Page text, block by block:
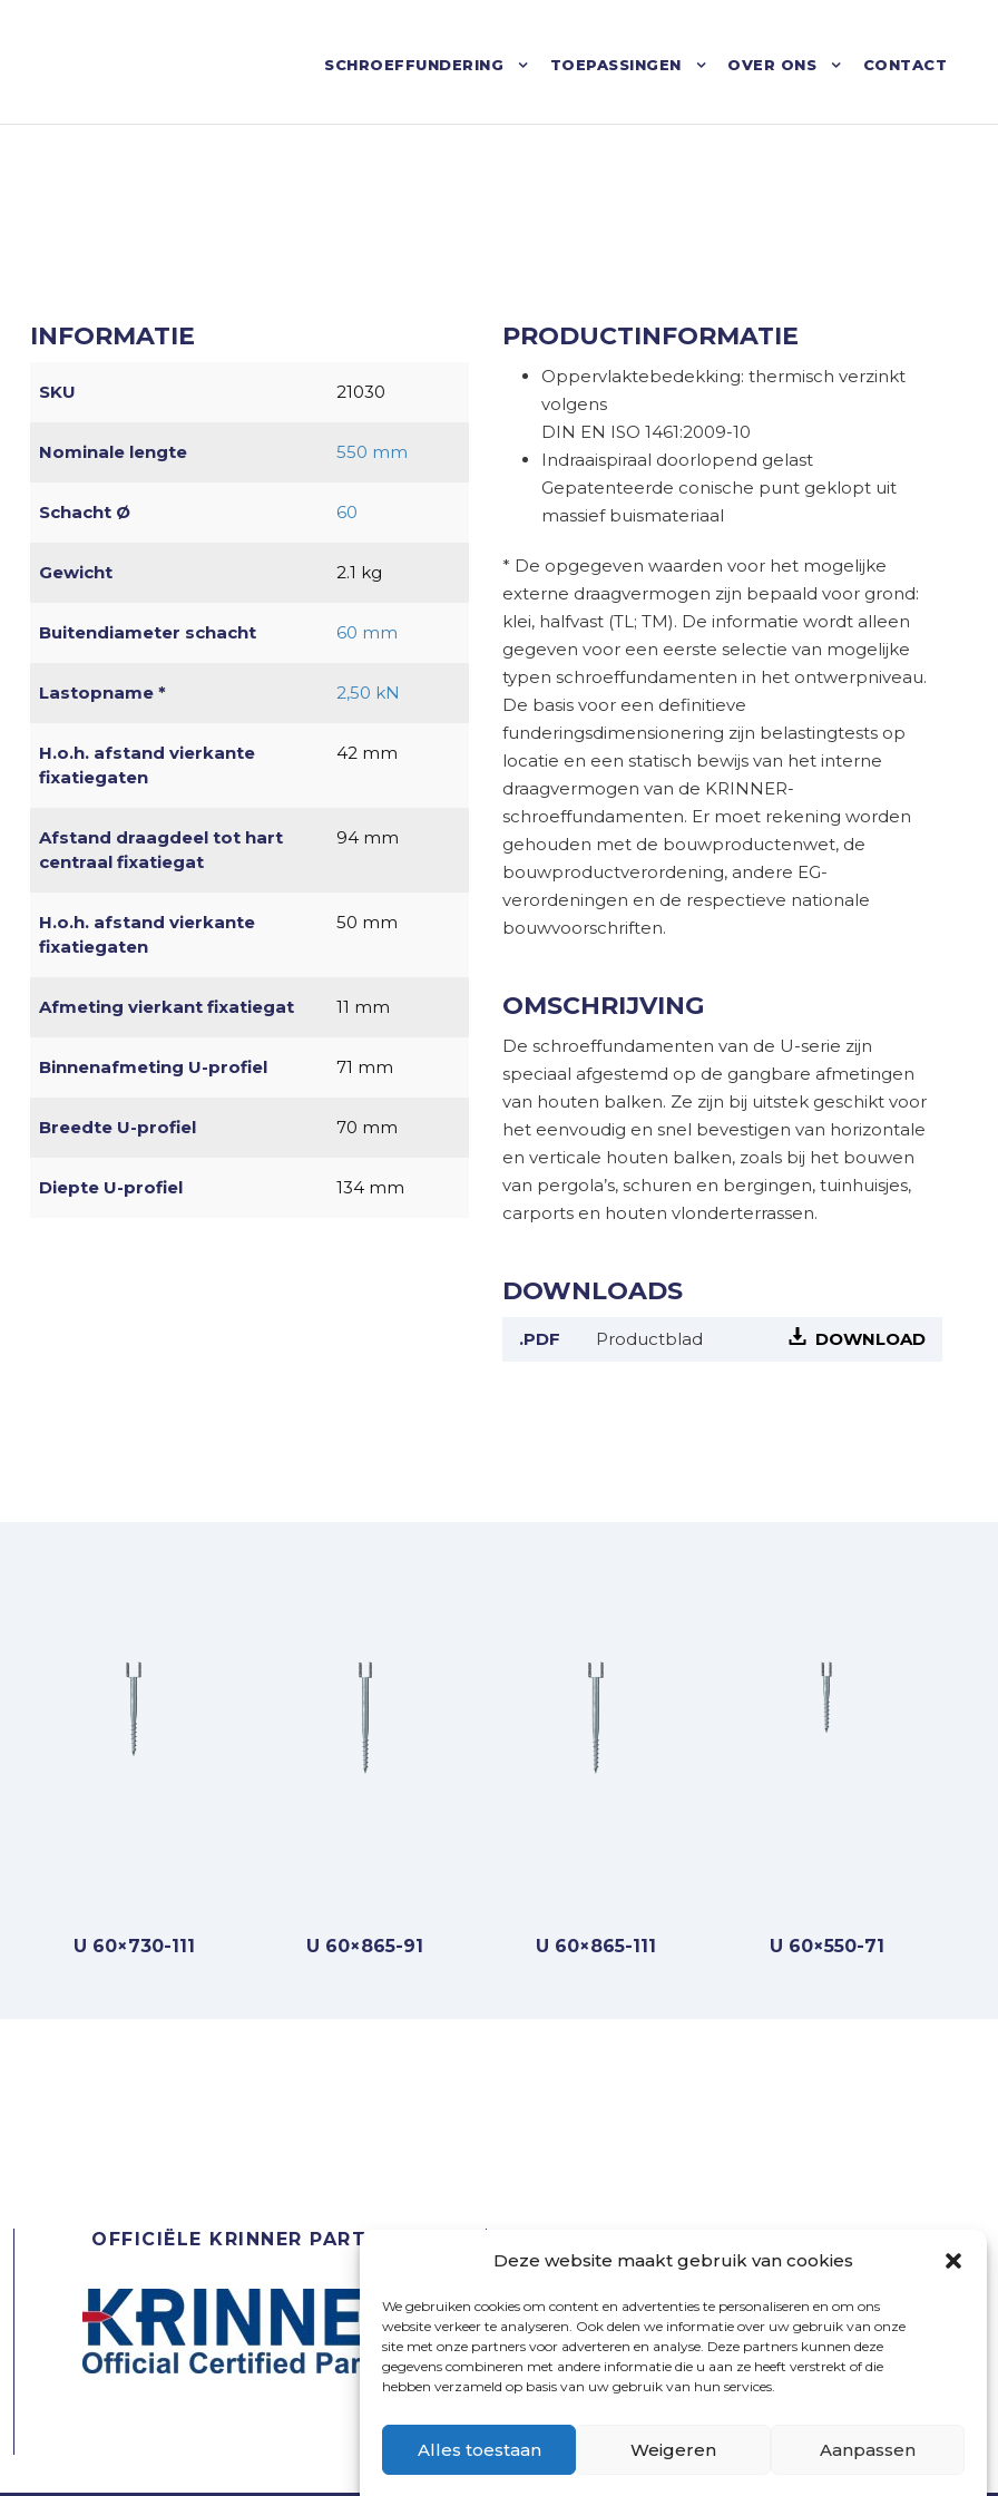
Deze website maakt gebruik van cookies
We gebruiken cookies om content en advertenties te personaliseren en om ons
website verkeer te analyseren. Ook delen we informatie over uw gebruik van onze
site met onze partners voor adverteren en analyse. Deze partners kunnen deze
gegevens combineren met andere informatie die u aan ze heeft verstrekt of die
hebben verzameld op basis van uw gebruik van hun services.
Alles toestaan Weigeren Aanpassen
SCHROEFFUNDERING TOEPASSINGEN OVER ONS CONTACT
INFORMATIE
SKU 21030
Nominale lengte 550 mm
Schacht Ø 60
Gewicht 2.1 kg
Buitendiameter schacht 60 mm
Lastopname * 2,50 kN
H.o.h. afstand vierkante
fixatiegaten
42 mm
Afstand draagdeel tot hart
centraal fixatiegat
94 mm
H.o.h. afstand vierkante
fixatiegaten
50 mm
Afmeting vierkant fixatiegat 11 mm
Binnenafmeting U-profiel 71 mm
Breedte U-profiel 70 mm
Diepte U-profiel 134 mm
PRODUCTINFORMATIE
Oppervlaktebedekking: thermisch verzinkt
volgens
DIN EN ISO 1461:2009-10
Indraaispiraal doorlopend gelast
Gepatenteerde conische punt geklopt uit
massief buismateriaal
* De opgegeven waarden voor het mogelijke
externe draagvermogen zijn bepaald voor grond:
klei, halfvast (TL; TM). De informatie wordt alleen
gegeven voor een eerste selectie van mogelijke
typen schroeffundamenten in het ontwerpniveau.
De basis voor een definitieve
funderingsdimensionering zijn belastingtests op
locatie en een statisch bewijs van het interne
draagvermogen van de KRINNER-
schroeffundamenten. Er moet rekening worden
gehouden met de bouwproductenwet, de
bouwproductverordening, andere EG-
verordeningen en de respectieve nationale
bouwvoorschriften.
OMSCHRIJVING
De schroeffundamenten van de U-serie zijn
speciaal afgestemd op de gangbare afmetingen
van houten balken. Ze zijn bij uitstek geschikt voor
het eenvoudig en snel bevestigen van horizontale
en verticale houten balken, zoals bij het bouwen
van pergola’s, schuren en bergingen, tuinhuisjes,
carports en houten vlonderterrassen.
DOWNLOADS
.PDF Productblad DOWNLOAD
U 60×730-111 U 60×865-91 U 60×865-111 U 60×550-71
OFFICIËLE KRINNER PARTNER